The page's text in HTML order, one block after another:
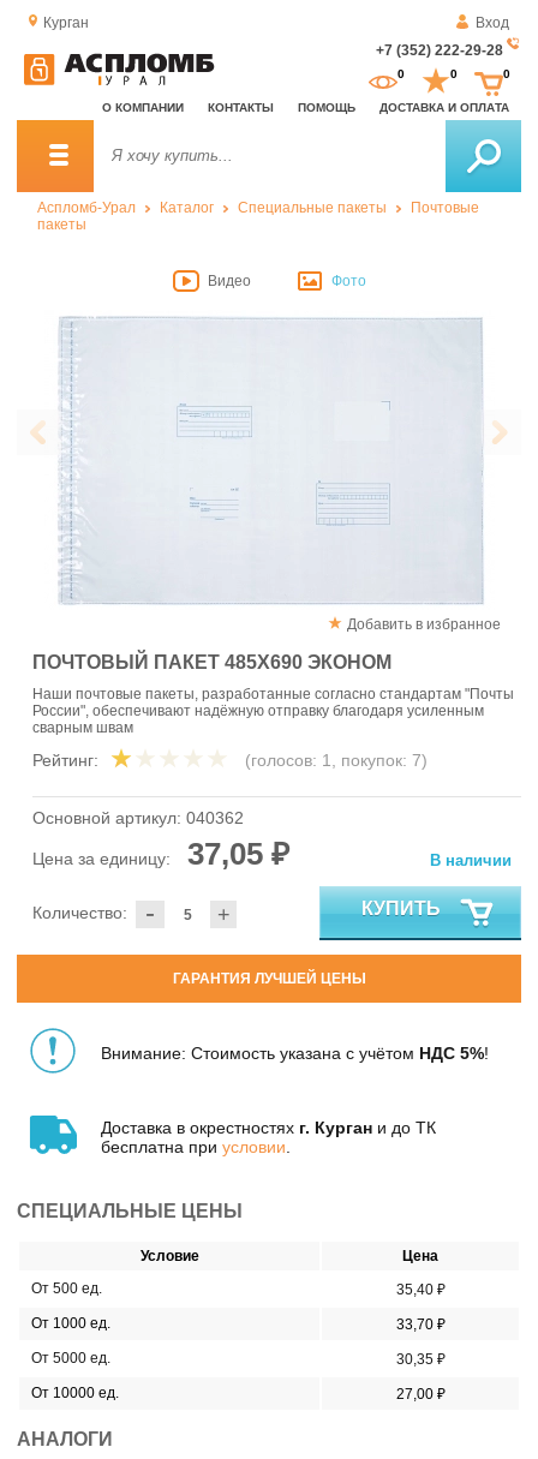
Курган
Вход
+7 (352) 222-29-28
О КОМПАНИИ КОНТАКТЫ ПОМОЩЬ ДОСТАВКА И ОПЛАТА
0 0 0
Аспломб-Урал Каталог Специальные пакеты
Почтовые
пакеты
Добавить в избранное
ПОЧТОВЫЙ ПАКЕТ 485Х690 ЭКОНОМ
Наши почтовые пакеты, разработанные согласно стандартам "Почты
России", обеспечивают надёжную отправку благодаря усиленным
сварным швам
Рейтинг: (голосов: 1, покупок: 7)
Основной артикул: 040362
Цена за единицу: 37,05 ₽
- +
Количество:
В наличии
КУПИТЬ
ГАРАНТИЯ ЛУЧШЕЙ ЦЕНЫ
Внимание: Стоимость указана с учётом НДС 5%!
Доставка в окрестностях г. Курган и до ТК
бесплатна при условии
СПЕЦИАЛЬНЫЕ ЦЕНЫ
Условие
Цена
От 500 ед.
35,40 ₽
От 1000 ед.
33,70 ₽
От 5000 ед.
30,35 ₽
От 10000 ед.
27,00 ₽
АНАЛОГИ
Видео Фото